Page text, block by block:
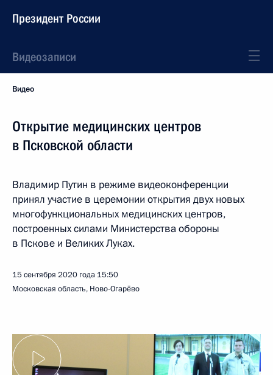
Президент России
Видеозаписи
Видео
Открытие медицинских центров
в Псковской области
Владимир Путин в режиме видеоконференции
принял участие в церемонии открытия двух новых
многофункциональных медицинских центров,
построенных силами Министерства обороны
в Пскове и Великих Луках.
15 сентября 2020 года 15:50
Московская область, Ново-Огарёво